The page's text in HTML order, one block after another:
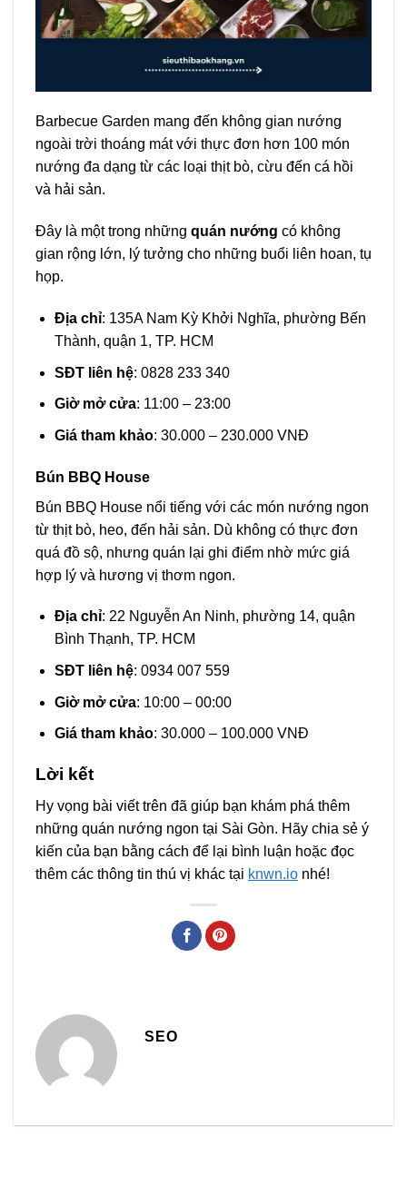
Barbecue Garden mang đến không gian nướng
ngoài trời thoáng mát với thực đơn hơn 100 món
nướng đa dạng từ các loại thịt bò, cừu đến cá hồi
và hải sản.
Đây là một trong những quán nướng có không
gian rộng lớn, lý tưởng cho những buổi liên hoan, tụ
họp.
Địa chỉ: 135A Nam Kỳ Khởi Nghĩa, phường Bến
Thành, quận 1, TP. HCM
SĐT liên hệ: 0828 233 340
Giờ mở cửa: 11:00 – 23:00
Giá tham khảo: 30.000 – 230.000 VNĐ
Bún BBQ House
Bún BBQ House nổi tiếng với các món nướng ngon
từ thịt bò, heo, đến hải sản. Dù không có thực đơn
quá đồ sộ, nhưng quán lại ghi điểm nhờ mức giá
hợp lý và hương vị thơm ngon.
Địa chỉ: 22 Nguyễn An Ninh, phường 14, quận
Bình Thạnh, TP. HCM
SĐT liên hệ: 0934 007 559
Giờ mở cửa: 10:00 – 00:00
Giá tham khảo: 30.000 – 100.000 VNĐ
Lời kết
Hy vọng bài viết trên đã giúp bạn khám phá thêm
những quán nướng ngon tại Sài Gòn. Hãy chia sẻ ý
kiến của bạn bằng cách để lại bình luận hoặc đọc
thêm các thông tin thú vị khác tại knwn.io nhé!
SEO